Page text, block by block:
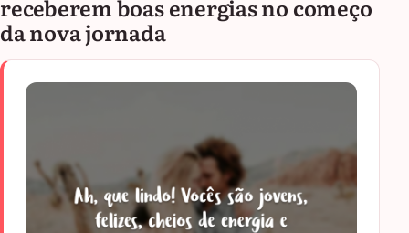
receberem boas energias no começo
da nova jornada